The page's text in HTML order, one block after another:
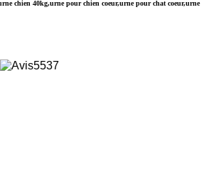
chien 40kg,urne pour chien coeur,urne pour chat coeur,urne